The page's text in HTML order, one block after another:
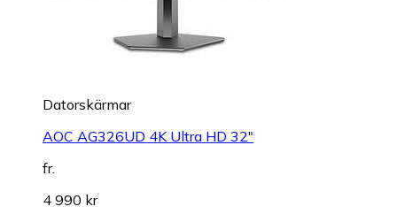
Datorskärmar
AOC AG326UD 4K Ultra HD 32"
fr.
4 990 kr